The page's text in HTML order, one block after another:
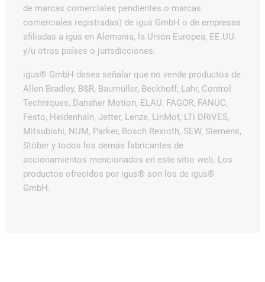
de marcas comerciales pendientes o marcas
comerciales registradas) de igus GmbH o de empresas
afiliadas a igus en Alemania, la Unión Europea, EE.UU.
y/u otros países o jurisdicciones.
igus® GmbH desea señalar que no vende productos de
Allen Bradley, B&R, Baumüller, Beckhoff, Lahr, Control
Techniques, Danaher Motion, ELAU, FAGOR, FANUC,
Festo, Heidenhain, Jetter, Lenze, LinMot, LTi DRiVES,
Mitsubishi, NUM, Parker, Bosch Rexroth, SEW, Siemens,
Stöber y todos los demás fabricantes de
accionamientos mencionados en este sitio web. Los
productos ofrecidos por igus® son los de igus®
GmbH.